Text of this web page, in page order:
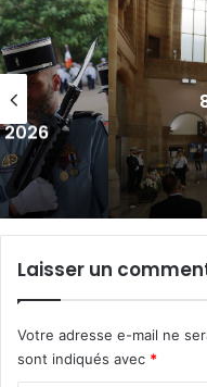
Laisser un
Votre adresse e-mail ne
sont indiqués avec *